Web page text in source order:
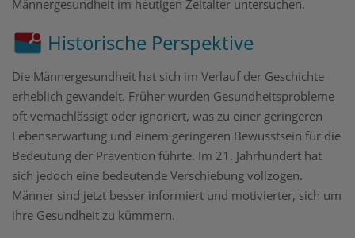
Männergesundheit im heutigen Zeitalter untersuchen.
Historische Perspektive
Die Männergesundheit hat sich im Verlauf der Geschichte
erheblich gewandelt. Früher wurden Gesundheitsprobleme
oft vernachlässigt oder ignoriert, was zu einer geringeren
Lebenserwartung und einem geringeren Bewusstsein für die
Bedeutung der Prävention führte. Im 21. Jahrhundert hat
sich jedoch eine bedeutende Verschiebung vollzogen.
Männer sind jetzt besser informiert und motivierter, sich um
ihre Gesundheit zu kümmern.